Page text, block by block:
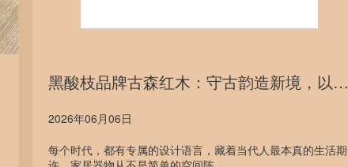
黑酸枝品牌古森红木：守古韵造新境，以匠心赋新中式人居
2026年06月06日
每个时代，都有专属的设计语言，藏着当代人最本真的生活期